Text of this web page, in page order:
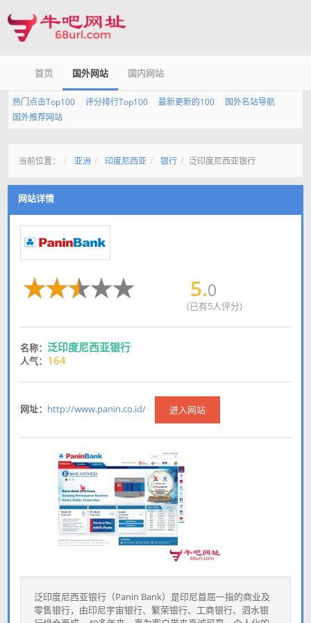
首页 国外网站 国内网站
热门点击Top100 评分排行Top100 最新更新的100
国外名站导航
国外推荐网站
当前位置： 亚洲 印度尼西亚 银行 泛印度尼西亚银行
网站详情
5.0
(已有5人评分)
名称： 泛印度尼西亚银行
人气： 164
网址： http://www.panin.co.id/ 进入网站
泛印度尼西亚银行（Panin Bank）是印尼首屈一指的商业及
零售银行，由印尼宇宙银行、繁荣银行、工商银行、泗水银